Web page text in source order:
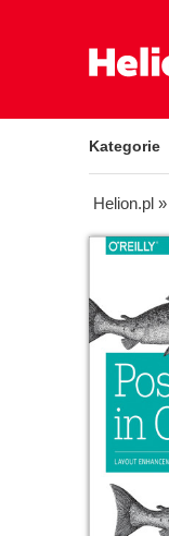
Kategorie
Helion.pl »